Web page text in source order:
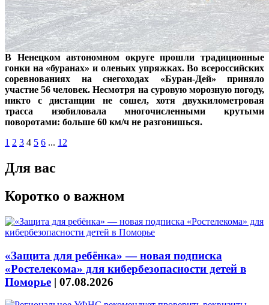
В Ненецком автономном округе прошли традиционные
гонки на «буранах» и оленьих упряжках. Во всероссийских
соревнованиях на снегоходах «Буран-Дей» приняло
участие 56 человек. Несмотря на суровую морозную погоду,
никто с дистанции не сошел, хотя двухкилометровая
трасса изобиловала многочисленными крутыми
поворотами: больше 60 км/ч не разгонишься.
1 2 3 4 5 6 ... 12
Для вас
Коротко о важном
«Защита для ребёнка» — новая подписка
«Ростелекома» для кибербезопасности детей в
Поморье | 07.08.2026